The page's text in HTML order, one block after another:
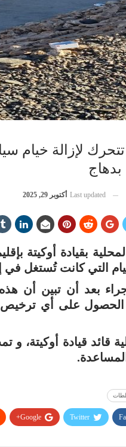
لإزالة خيام
Last updated أكتوبر 29, 2025
بقيادة أوكيتة
التي كانت تُستغل
بعد أن تبين أن
الحصول على أي ترخيص
قائد قيادة أوكيتة،
Twitter
Google+